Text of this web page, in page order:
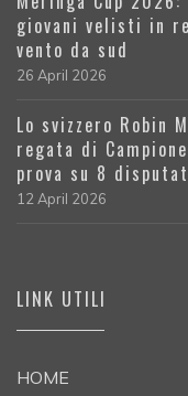
giovani velisti in
vento da sud
26 April 2026
Lo svizzero Robin
regata di
prova su 8
12 April 2026
LINK UTILI
HOME